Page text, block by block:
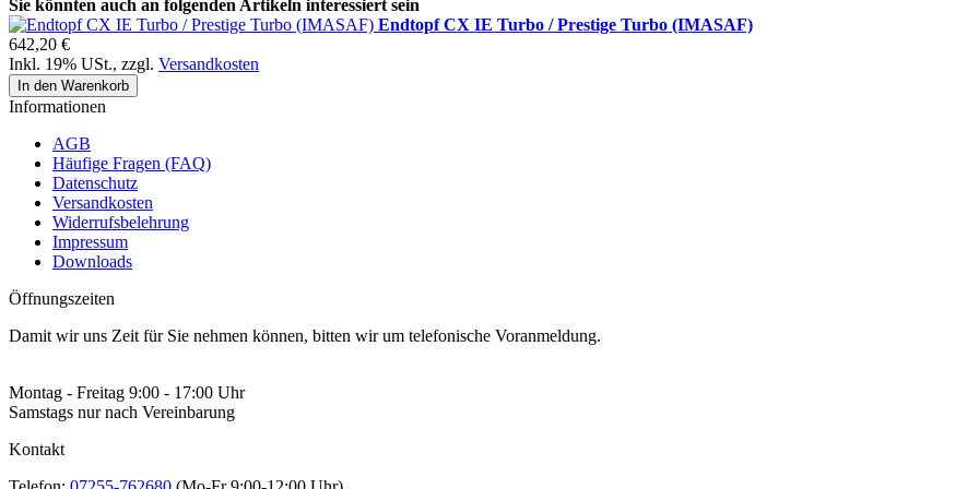
Sie könnten auch an folgenden Artikeln interessiert sein
Endtopf CX IE Turbo / Prestige Turbo (IMASAF)
642,20 €
Inkl. 19% USt., zzgl. Versandkosten
In den Warenkorb
Informationen
AGB
Häufige Fragen (FAQ)
Datenschutz
Versandkosten
Widerrufsbelehrung
Impressum
Downloads
Öffnungszeiten
Damit wir uns Zeit für Sie nehmen können, bitten wir um telefonische Voranmeldung.
Montag - Freitag 9:00 - 17:00 Uhr
Samstags nur nach Vereinbarung
Kontakt